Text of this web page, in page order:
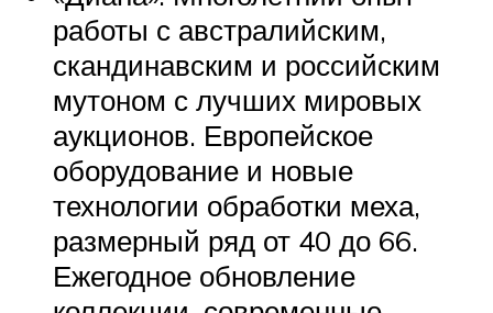
работы с австралийским,
скандинавским и российским
мутоном с лучших мировых
аукционов. Европейское
оборудование и новые
технологии обработки меха,
размерный ряд от 40 до 66.
Ежегодное обновление